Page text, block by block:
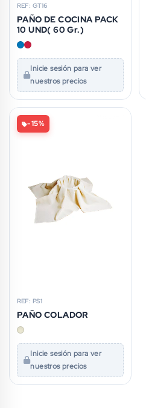
REF: GT16
PAÑO DE COCINA PACK
10 UND( 60 Gr.)
Inicie sesión para ver
nuestros precios
-15%
REF: PS1
PAÑO COLADOR
Inicie sesión para ver
nuestros precios